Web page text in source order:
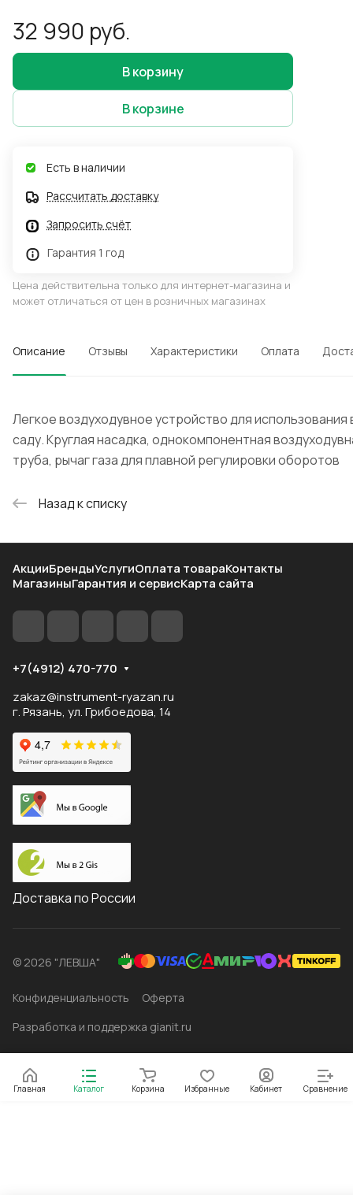
32 990 руб.
В корзину
В корзине
Есть в наличии
Рассчитать доставку
Запросить счёт
Гарантия 1 год
Цена действительна только для интернет-магазина и
может отличаться от цен в розничных магазинах
Описание Отзывы Характеристики Оплата
Легкое воздуходувное устройство для использования
саду. Круглая насадка, однокомпонентная
труба, рычаг газа для плавной регулировки оборотов
Назад к списку
Главная Каталог Корзина Избранные Кабинет Сравнение
АкцииБрендыУслугиОплата товараКонтакты
МагазиныГарантия и сервисКарта сайта
+7(4912) 470-770
zakaz@instrument-ryazan.ru
г. Рязань, ул. Грибоедова, 14
Доставка по России
© 2026 "ЛЕВША"
Конфиденциальность
Оферта
Разработка и поддержка gianit.ru